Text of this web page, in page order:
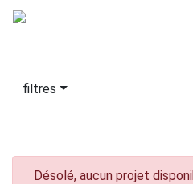
filtres
Désolé, aucun projet